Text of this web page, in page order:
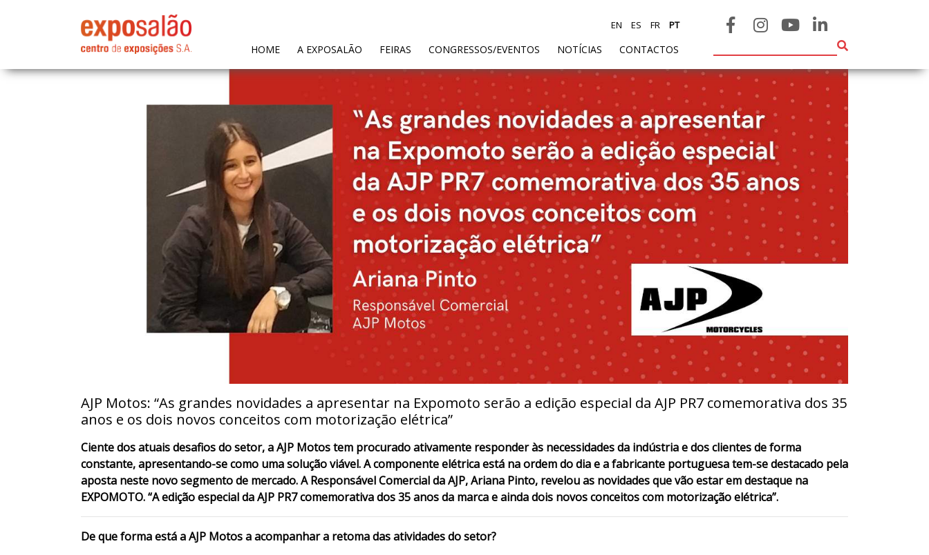
HOME(CURRENT)
A EXPOSALÃO FEIRAS CONGRESSOS/EVENTOS NOTÍCIAS CONTACTOS
EN ES FR PT
AJP Motos: “As grandes novidades a apresentar na Expomoto serão a edição especial da AJP PR7 comemorativa dos 35
anos e os dois novos conceitos com motorização elétrica”
Ciente dos atuais desafios do setor, a AJP Motos tem procurado ativamente responder às necessidades da indústria e dos clientes de forma
constante, apresentando-se como uma solução viável. A componente elétrica está na ordem do dia e a fabricante portuguesa tem-se destacado pela
aposta neste novo segmento de mercado. A Responsável Comercial da AJP, Ariana Pinto, revelou as novidades que vão estar em destaque na
EXPOMOTO. “A edição especial da AJP PR7 comemorativa dos 35 anos da marca e ainda dois novos conceitos com motorização elétrica”.
De que forma está a AJP Motos a acompanhar a retoma das atividades do setor?